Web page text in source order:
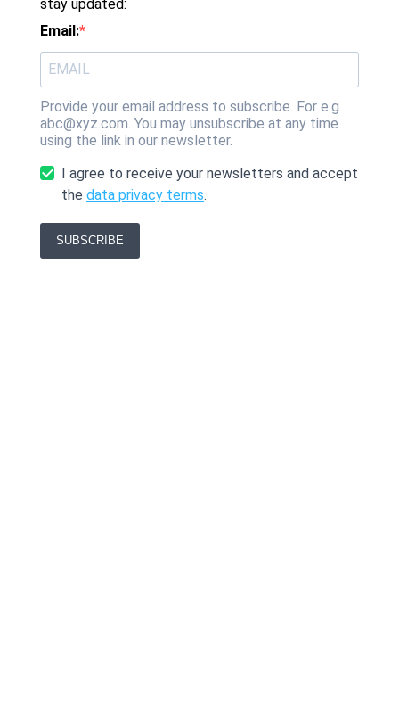
stay updated:
Email:
Provide your email address to subscribe. For e.g
abc@xyz.com. You may unsubscribe at any time
using the link in our newsletter.
I agree to receive your newsletters and accept
the data privacy terms.
SUBSCRIBE